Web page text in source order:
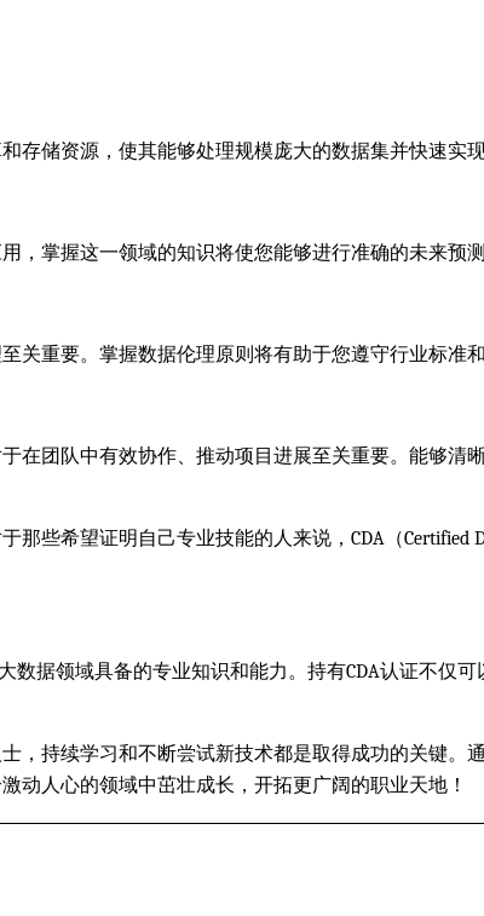
存储资源，使其能够处理规模庞大的数据集并快速实现
，掌握这一领域的知识将使您能够进行准确的未来预测
关重要。掌握数据伦理原则将有助于您遵守行业标准和
团队中有效协作、推动项目进展至关重要。能够清
些希望证明自己专业技能的人来说，CDA（Certified
据领域具备的专业知识和能力。持有CDA认证不仅
持续学习和不断尝试新技术都是取得成功的关键。
动人心的领域中茁壮成长，开拓更广阔的职业天地！